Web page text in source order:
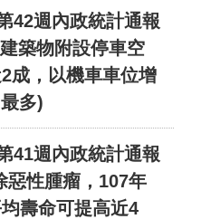
42週內政統計通報
築物附設停車空
成，以機車車位增
多)
41週內政統計通報
惡性腫瘤，107年
壽命可提高近4